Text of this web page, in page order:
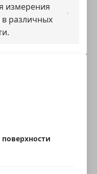
измерения
в различных